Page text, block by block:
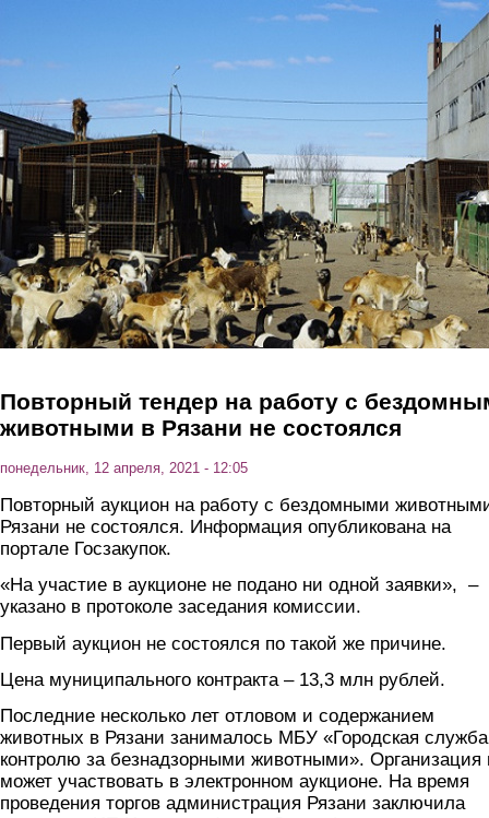
Повторный тендер на работу с
животными в Рязани не состоялся
понедельник, 12 апреля, 2021 - 12:05
Повторный аукцион на работу с бездомными
Рязани не состоялся. Информация опубликована на
портале Госзакупок.
«На участие в аукционе не подано ни одной заявки», –
указано в протоколе заседания комиссии.
Первый аукцион не состоялся по такой же причине.
Цена муниципального контракта – 13,3 млн рублей.
Последние несколько лет отловом и содержанием
животных в Рязани занималось МБУ «Городская
контролю за безнадзорными животными». Организация
может участвовать в электронном аукционе. На время
проведения торгов администрация Рязани заключила